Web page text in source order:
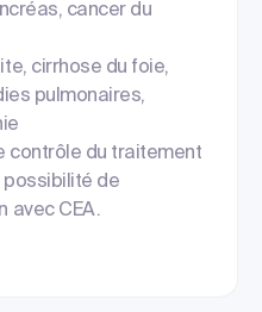
cancer du
cirrhose du foie,
pulmonaires,
contrôle du traitement
possibilité de
avec CEA.